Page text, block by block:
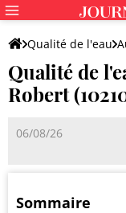
Qualité de l'eau
Qualité de
Robert
06/08/26
Sommaire